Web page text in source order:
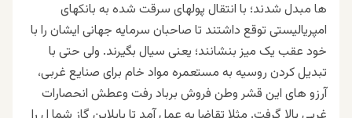
ها مبدل شدند؛ با انتقال پولهای سرقت شده به بانکهای
امپریالیستی توقع داشتند تا صاحبان سرمایه جهانی ایشان را با
خود عقب یک میز بنشانند؛ یعنی سیال بگیرند. ولی حتی با
تبدیل کردن روسیه به مستعمره مواد خام برای صنایع غربی،
آرزو های این قشر وطن فروش برباد رفت وعطش انحصارات